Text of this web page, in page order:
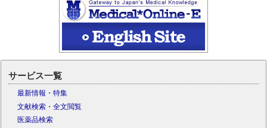
サービス一覧
最新情報・特集
文献検索・全文閲覧
医薬品検索